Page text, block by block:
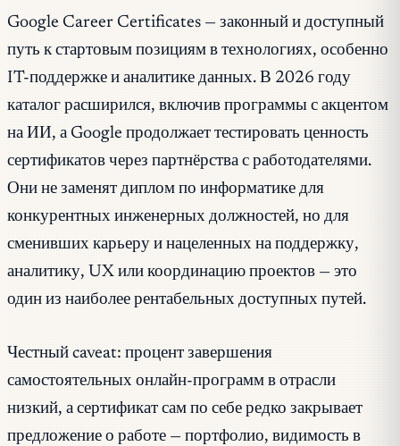
Google Career Certificates — законный и доступный
путь к стартовым позициям в технологиях, особенно
IT-поддержке и аналитике данных. В 2026 году
каталог расширился, включив программы с акцентом
на ИИ, а Google продолжает тестировать ценность
сертификатов через партнёрства с работодателями.
Они не заменят диплом по информатике для
конкурентных инженерных должностей, но для
сменивших карьеру и нацеленных на поддержку,
аналитику, UX или координацию проектов — это
один из наиболее рентабельных доступных путей.
Честный caveat: процент завершения
самостоятельных онлайн-программ в отрасли
низкий, а сертификат сам по себе редко закрывает
предложение о работе — портфолио, видимость в